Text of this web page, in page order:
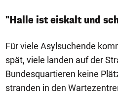
"Halle ist eiskalt und
Für viele Asylsuchende
spät, viele landen auf der
Bundesquartieren keine
stranden in den